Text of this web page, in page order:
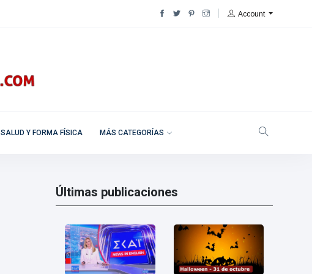
Account
SALUD Y FORMA FÍSICA MÁS CATEGORÍAS
Últimas publicaciones